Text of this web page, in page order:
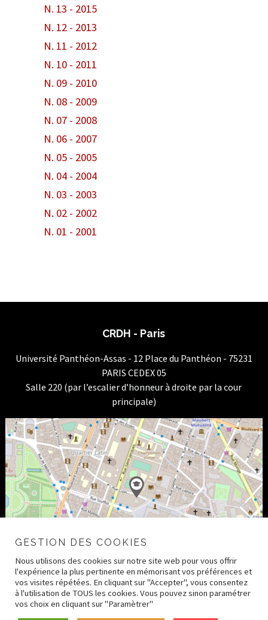
N. 13 - 2015
N. 12 - 2013
N. 11 - 2012
N. 10 - 2011
N. 09 - 2010
N. 08 - 2009
N. 07 - 2008
N. 06 - 2007
N. 05 - 2005
N. 04 - 2004
N. 03 - 2003
N. 02 - 2002
N. 01 - 2001
CRDH - Paris
Université Panthéon-Assas - 12 Place du Panthéon - 75231
PARIS CEDEX 05
Salle 220 (par l’escalier d’honneur à droite par la cour
principale)
GESTION DES COOKIES
Nous utilisons des cookies sur notre site web pour vous offrir
l'expérience la plus pertinente en mémorisant vos préférences et
vos visites répétées. En cliquant sur "Accepter", vous consentez
à l'utilisation de TOUS les cookies. Vous pouvez sinon paramétrer
vos choix en cliquant sur "Paramètrer"